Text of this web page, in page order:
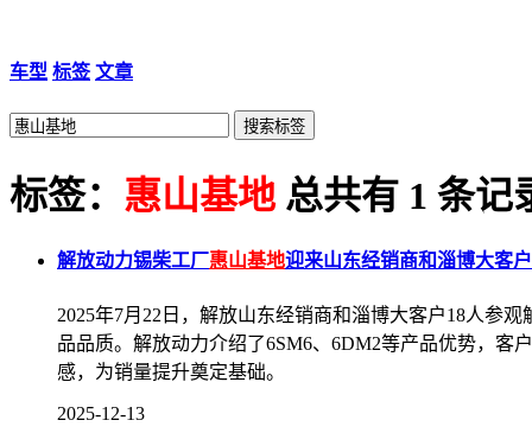
车型 标签 文章
标签： 惠山基地总共有 1 条记
解放动力锡柴工厂惠山基地迎来山东经销商和淄博大客
2025年7月22日，解放山东经销商和淄博大客户18人参观
品品质。解放动力介绍了6SM6、6DM2等产品优势，客
感，为销量提升奠定基础。
2025-12-13